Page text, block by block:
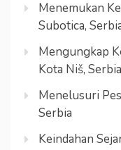
Menemukan
Subotica,
Mengungkap
Kota Niš, Serbia
Menelusuri
Serbia
Keindahan